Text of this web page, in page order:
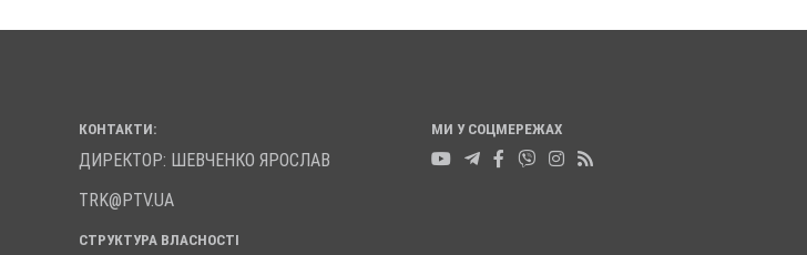
КОНТАКТИ:
ДИРЕКТОР: ШЕВЧЕНКО ЯРОСЛАВ
TRK@PTV.UA
СТРУКТУРА ВЛАСНОСТІ
МИ У СОЦМЕРЕЖАХ